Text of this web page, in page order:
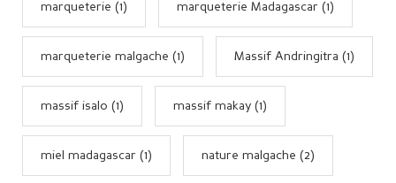
marqueterie (1) marqueterie Madagascar (1)
marqueterie malgache (1) Massif Andringitra (1)
massif isalo (1) massif makay (1)
miel madagascar (1) nature malgache (2)